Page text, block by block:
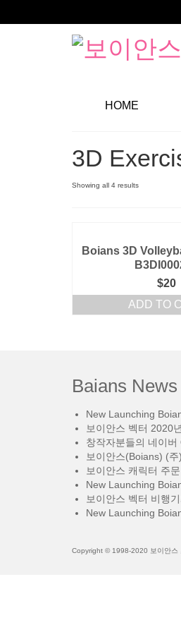
HOME
3D
Showing all 4 results
Boians 3D
$20
ADD TO
Baians News
New Launching
보이안스 벡터 2020
창작자분들의 네이버
보이안스(Boians) (
보이안스 캐릭터 주
New Launching
보이안스 벡터 비행
New Launching
Copyright © 1998-2020 보이안스